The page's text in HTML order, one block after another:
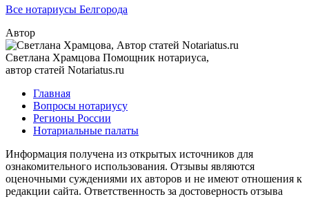
Все нотариусы Белгорода
Автор
Светлана Храмцова Помощник нотариуса,
автор статей Notariatus.ru
Главная
Вопросы нотариусу
Регионы России
Нотариальные палаты
Информация получена из открытых источников для
ознакомительного использования. Отзывы являются
оценочными суждениями их авторов и не имеют отношения к
редакции сайта. Ответственность за достоверность отзыва